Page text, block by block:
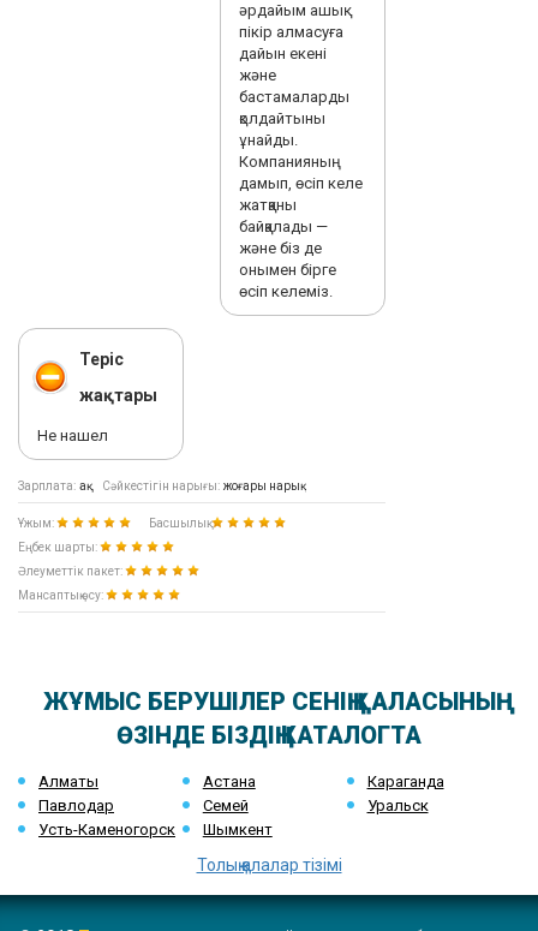
әрдайым ашық
пікір алмасуға
дайын екені
және
бастамаларды
қолдайтыны
ұнайды.
Компанияның
дамып, өсіп келе
жатқаны
байқалады —
және біз де
онымен бірге
өсіп келеміз.
Теріс
жақтары
Не нашел
Зарплата: ақ Сәйкестігін нарығы: жоғары нарық
Ұжым:
Басшылық:
Еңбек шарты:
Әлеуметтік пакет:
Мансаптық өсу:
ЖҰМЫС БЕРУШІЛЕР СЕНІҢ ҚАЛАСЫНЫҢ
ӨЗІНДЕ БІЗДІҢ КАТАЛОГТА
Алматы Астана
Караганда
Павлодар
Семей
Уральск
Усть-Каменогорск
Шымкент
Толық қалалар тізімі